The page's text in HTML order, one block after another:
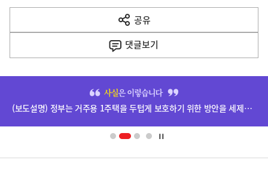
다
음
공유
열
기
댓글보기
영
(보도설명) 정부는 거주용 1주택을 두텁게 보호하기 위한 방안을 세제개편안에 담았습니다.